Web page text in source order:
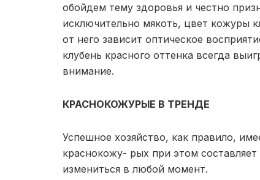
обойдем тему здоровья и честно
исключительно мякоть, цвет кожуры
от него зависит оптическое
клубень красного оттенка всегда
внимание.
КРАСНОКОЖУРЫЕ В ТРЕНДЕ
Успешное хозяйство, как правило,
краснокожу- рых при этом
измениться в любой момент.